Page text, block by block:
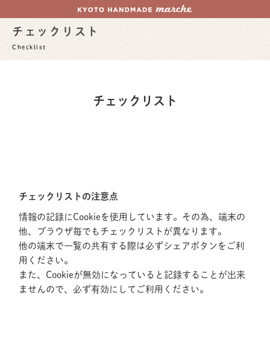
チェックリスト
Checklist
チェックリスト
チェックリストの注意点
情報の記録にCookieを使用しています。その為、端末の
他、ブラウザ毎でもチェックリストが異なります。
他の端末で一覧の共有する際は必ずシェアボタンをご利
用ください。
また、Cookieが無効になっていると記録することが出来
ませんので、必ず有効にしてご利用ください。